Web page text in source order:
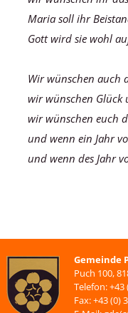
Maria soll ihr
Gott wird sie wohl
Wir wünschen auch
wir wünschen Glück
wir wünschen euch
und wenn ein Jahr
und wenn des Jahr
Gemeinde
Puch 100,
Telefon: +43
Fax: +43 (0)